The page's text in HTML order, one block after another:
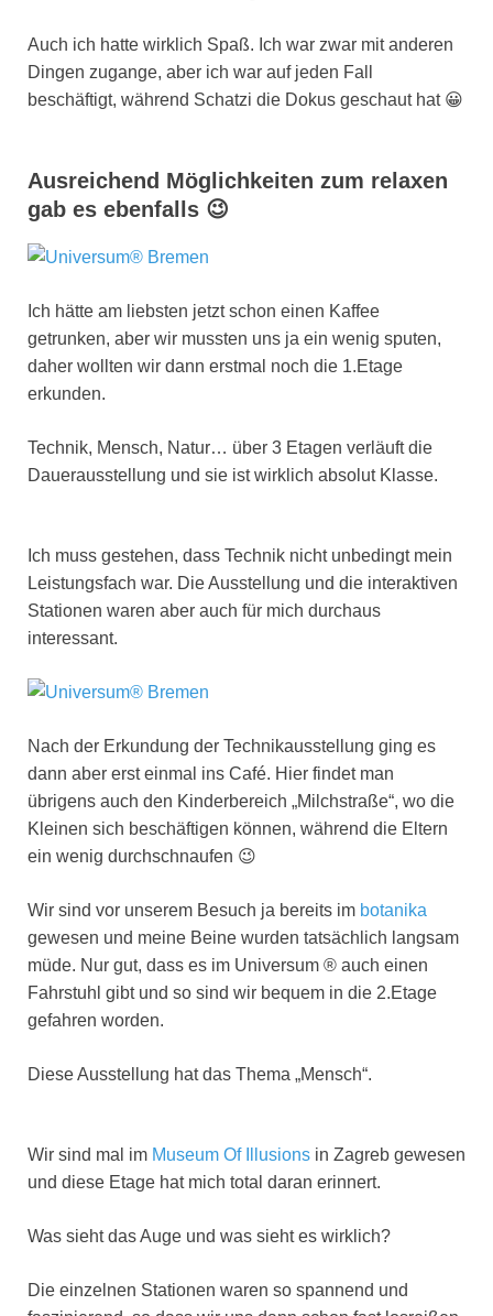
Auch ich hatte wirklich Spaß. Ich war zwar mit anderen
Dingen zugange, aber ich war auf jeden Fall
beschäftigt, während Schatzi die Dokus geschaut hat 😀
Ausreichend Möglichkeiten zum relaxen
gab es ebenfalls 😉
Ich hätte am liebsten jetzt schon einen Kaffee
getrunken, aber wir mussten uns ja ein wenig sputen,
daher wollten wir dann erstmal noch die 1.Etage
erkunden.
Technik, Mensch, Natur… über 3 Etagen verläuft die
Dauerausstellung und sie ist wirklich absolut Klasse.
Ich muss gestehen, dass Technik nicht unbedingt mein
Leistungsfach war. Die Ausstellung und die interaktiven
Stationen waren aber auch für mich durchaus
interessant.
Nach der Erkundung der Technikausstellung ging es
dann aber erst einmal ins Café. Hier findet man
übrigens auch den Kinderbereich „Milchstraße“, wo die
Kleinen sich beschäftigen können, während die Eltern
ein wenig durchschnaufen 😉
Wir sind vor unserem Besuch ja bereits im botanika
gewesen und meine Beine wurden tatsächlich langsam
müde. Nur gut, dass es im Universum ® auch einen
Fahrstuhl gibt und so sind wir bequem in die 2.Etage
gefahren worden.
Diese Ausstellung hat das Thema „Mensch“.
Wir sind mal im Museum Of Illusions in Zagreb gewesen
und diese Etage hat mich total daran erinnert.
Was sieht das Auge und was sieht es wirklich?
Die einzelnen Stationen waren so spannend und